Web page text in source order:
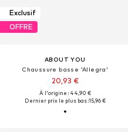
Exclusif
OFFRE
ABOUT YOU
Chaussure basse 'Allegra'
20,93 €
À l'origine : 44,90 €
Dernier prix le plus bas :15,96 €